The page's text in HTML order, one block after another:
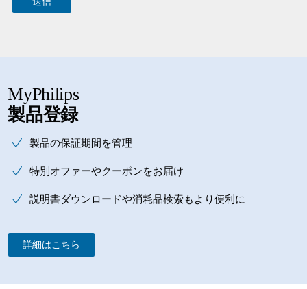
MyPhilips
製品登録
製品の保証期間を管理
特別オファーやクーポンをお届け
説明書ダウンロードや消耗品検索もより便利に
詳細はこちら